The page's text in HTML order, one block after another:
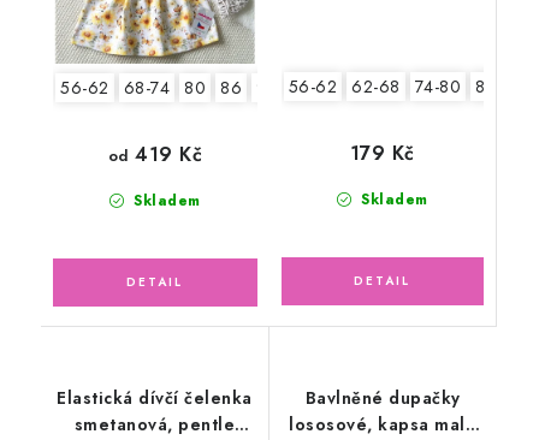
56-62 68-74 80 86
Skladem
od 419 Kč
56-62 62-68 74-80 80-86
Skladem
179 Kč
Elastická dívčí čelenka
smetanová, pentle
Bavlněné dupačky
lososové, kapsa malé